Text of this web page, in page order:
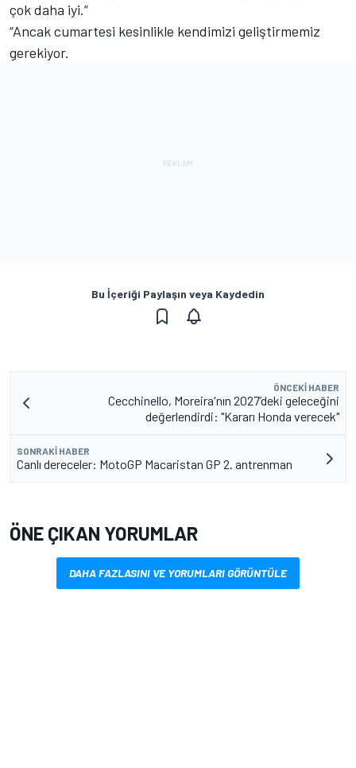
çok daha iyi.”
“Ancak cumartesi kesinlikle kendimizi geliştirmemiz
gerekiyor.
Bu İçeriği Paylaşın veya Kaydedin
ÖNCEKI HABER
Cecchinello, Moreira'nın 2027’deki geleceğini
değerlendirdi: "Kararı Honda verecek"
SONRAKI HABER
Canlı dereceler: MotoGP Macaristan GP 2. antrenman
ÖNE ÇIKAN YORUMLAR
DAHA FAZLASINI VE YORUMLARI GÖRÜNTÜLE